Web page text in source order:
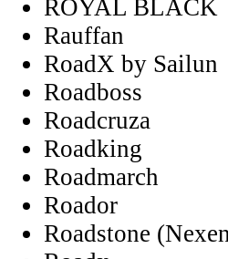
ROYAL BLACK
Rauffan
RoadX by Sailun
Roadboss
Roadcruza
Roadking
Roadmarch
Roador
Roadstone